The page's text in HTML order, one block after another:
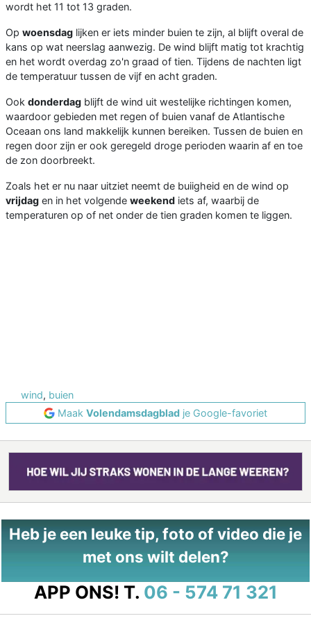
wordt het 11 tot 13 graden.
Op woensdag lijken er iets minder buien te zijn, al blijft overal de
kans op wat neerslag aanwezig. De wind blijft matig tot krachtig
en het wordt overdag zo'n graad of tien. Tijdens de nachten ligt
de temperatuur tussen de vijf en acht graden.
Ook donderdag blijft de wind uit westelijke richtingen komen,
waardoor gebieden met regen of buien vanaf de Atlantische
Oceaan ons land makkelijk kunnen bereiken. Tussen de buien en
regen door zijn er ook geregeld droge perioden waarin af en toe
de zon doorbreekt.
Zoals het er nu naar uitziet neemt de buiigheid en de wind op
vrijdag en in het volgende weekend iets af, waarbij de
temperaturen op of net onder de tien graden komen te liggen.
wind, buien
Maak Volendamsdagblad je Google-favoriet
Heb je een leuke tip, foto of video die je
met ons wilt delen?
APP ONS! T. 06 - 574 71 321